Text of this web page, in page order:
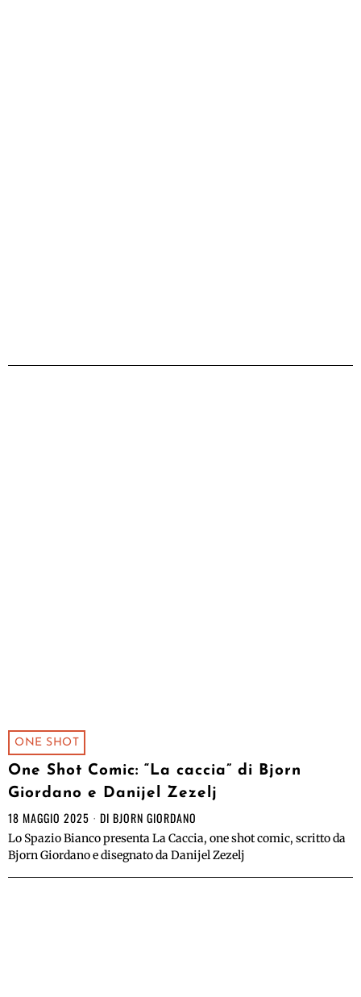
ONE SHOT
One Shot Comic: “La caccia” di Bjorn
Giordano e Danijel Zezelj
18 MAGGIO 2025 DI BJORN GIORDANO
Lo Spazio Bianco presenta La Caccia, one shot comic, scritto da
Bjorn Giordano e disegnato da Danijel Zezelj